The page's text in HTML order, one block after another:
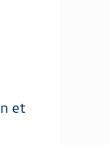
et